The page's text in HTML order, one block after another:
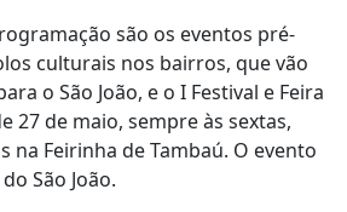
são os eventos pré-
culturais nos bairros, que vão
o São João, e o I Festival e Feira
27 de maio, sempre às sextas,
na Feirinha de Tambaú. O evento
São João.